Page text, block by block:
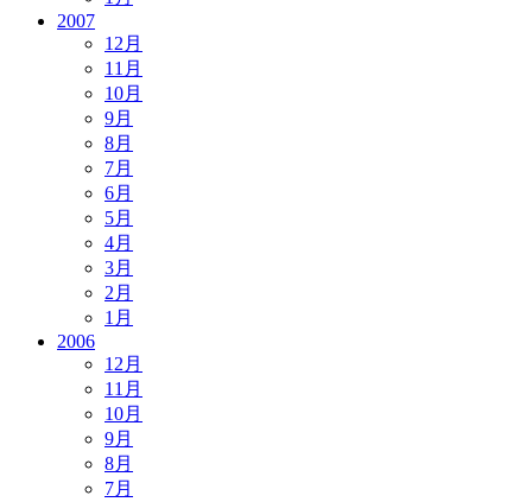
2007
12月
11月
10月
9月
8月
7月
6月
5月
4月
3月
2月
1月
2006
12月
11月
10月
9月
8月
7月